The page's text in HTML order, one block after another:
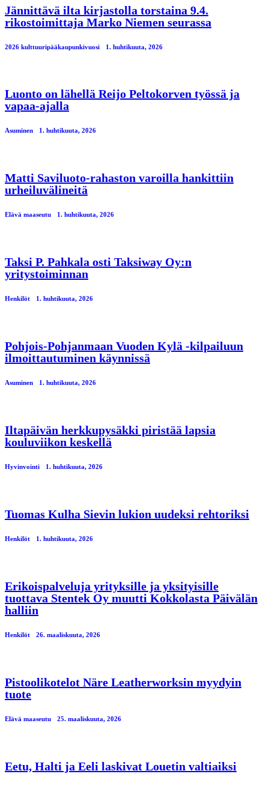
Jännittävä ilta kirjastolla torstaina 9.4.
rikostoimittaja Marko Niemen seurassa
2026 kulttuuripääkaupunkivuosi 1. huhtikuuta, 2026
Luonto on lähellä Reijo Peltokorven työssä ja
vapaa-ajalla
Asuminen 1. huhtikuuta, 2026
Matti Saviluoto-rahaston varoilla hankittiin
urheiluvälineitä
Elävä maaseutu 1. huhtikuuta, 2026
Taksi P. Pahkala osti Taksiway Oy:n
yritystoiminnan
Henkilöt 1. huhtikuuta, 2026
Pohjois-Pohjanmaan Vuoden Kylä -kilpailuun
ilmoittautuminen käynnissä
Asuminen 1. huhtikuuta, 2026
Iltapäivän herkkupysäkki piristää lapsia
kouluviikon keskellä
Hyvinvointi 1. huhtikuuta, 2026
Tuomas Kulha Sievin lukion uudeksi rehtoriksi
Henkilöt 1. huhtikuuta, 2026
Erikoispalveluja yrityksille ja yksityisille
tuottava Stentek Oy muutti Kokkolasta Päivälän
halliin
Henkilöt 26. maaliskuuta, 2026
Pistoolikotelot Näre Leatherworksin myydyin
tuote
Elävä maaseutu 25. maaliskuuta, 2026
Eetu, Halti ja Eeli laskivat Louetin valtiaiksi